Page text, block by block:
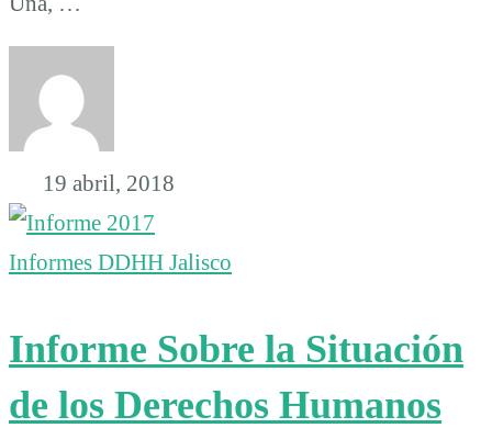
19 abril, 2018
Informes DDHH Jalisco
Informe Sobre la Situación
de los Derechos Humanos